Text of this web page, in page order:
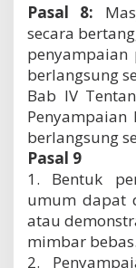
Pasal 8:
secara
berlangsung
Bab IV
berlangsung
Pasal 9
1. Bentuk
umum dapat
atau
mimbar bebas.
2.